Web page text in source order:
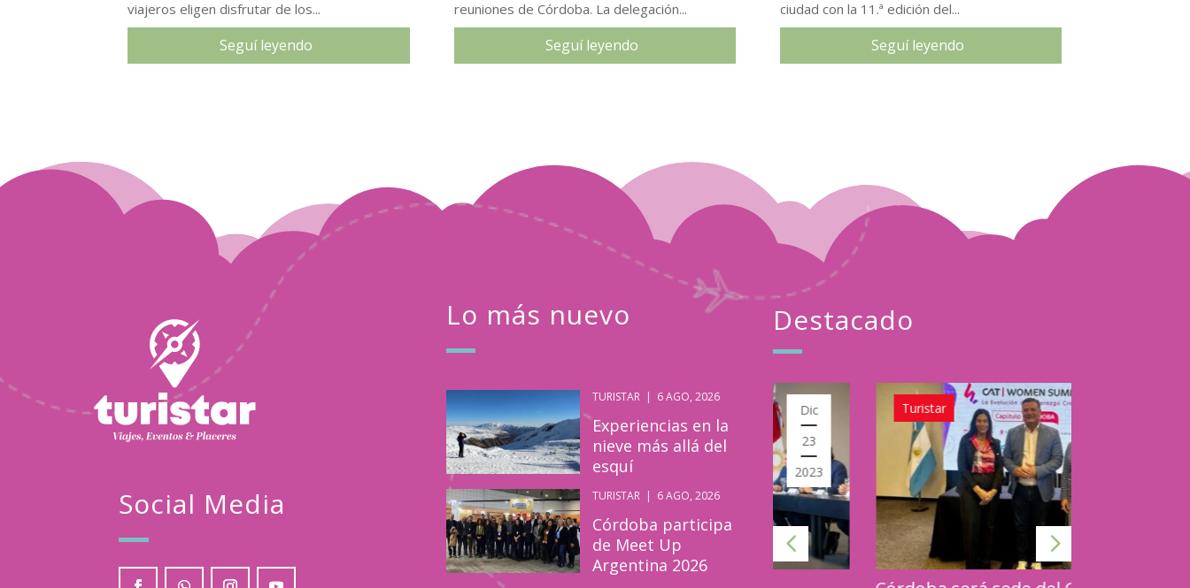
viajeros eligen disfrutar de los...
Seguí leyendo
reuniones de Córdoba. La delegación...
Seguí leyendo
ciudad con la 11.ª edición del...
Seguí leyendo
Social Media
Lo más nuevo
TURISTAR | 6 AGO, 2026
Experiencias en la
nieve más allá del
esquí
TURISTAR | 6 AGO, 2026
Córdoba participa
de Meet Up
Argentina 2026
Destacado
Joaquin Salomon Turistar
23
Turistar
Mar
20
2026